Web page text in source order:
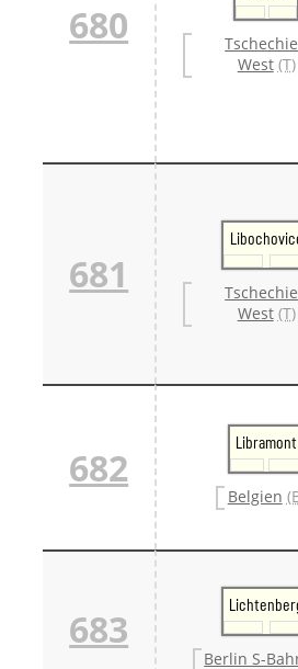
680
West (T)
681
West (T)
682
Libramont
Belgien
683
Berlin S-